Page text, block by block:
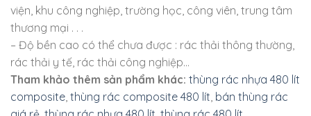
viện, khu công nghiệp, trường học, công viên, trung tâm
thương mại . . .
– Độ bền cao có thể chưa được : rác thải thông thường,
rác thải y tế, rác thải công nghiệp…
Tham khảo thêm sản phẩm khác: thùng rác nhựa 480 lít
composite thùng rác composite 480 lít bán thùng rác